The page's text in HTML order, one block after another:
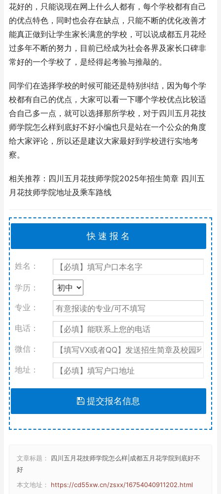
花好的，只能说现在网上什么人都有，每个学校都有自己
的优点特色，同时也会存在缺点，只能不断的优化改善才
能真正做到让学生家长满意的学校，可以说成都五月花经
过多年不断的努力，目前已经成为社会各界及家长口碑非
常好的一个学校了，是经得起考验与推敲的。
同学们在选择学校的时候可能还是特别纠结，因为每个学
校都有自己的优点，大家可以看一下哪个学校优点比较适
合自己多一点，就可以选择那所学校，对于四川五月花技
师学院怎么样到底好不好小编也只是站在一个公众的角度
给大家评论，所以还是建议大家最好到学校进行实地考
察。
相关推荐：四川五月花技师学院2025年招生简章 四川五
月花技师学院地址及乘车路线
姓名：
学历：
专业：
电话：
微信：
地址：
提交报名信息
文章标题： 四川五月花技师学院怎么样|成都五月花学院到底好不
好
本文地址： https://cd55xw.cn/zsxx/16754040911202.html